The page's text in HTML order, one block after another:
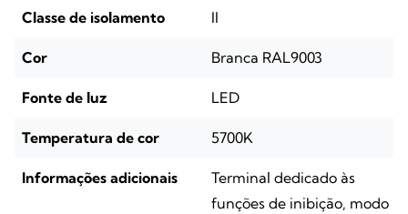
Classe de isolamento II
Cor Branca RAL9003
Fonte de luz LED
Temperatura de cor 5700K
Informações adicionais
Terminal dedicado às
funções de inibição, modo